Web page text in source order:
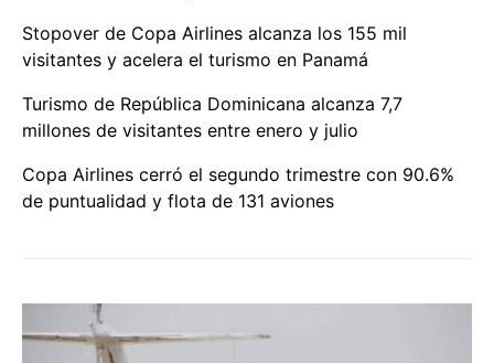
Stopover de Copa Airlines alcanza los 155 mil
visitantes y acelera el turismo en Panamá
Turismo de República Dominicana alcanza 7,7
millones de visitantes entre enero y julio
Copa Airlines cerró el segundo trimestre con 90.6%
de puntualidad y flota de 131 aviones